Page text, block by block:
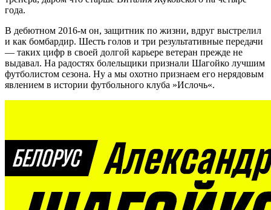
года.
В дебютном 2016-м он, защитник по жизни, вдруг выстрелил
и как бомбардир. Шесть голов и три результативные передачи
— таких цифр в своей долгой карьере ветеран прежде не
выдавал. На радостях болельщики признали Шагойко лучшим
футболистом сезона. Ну а мы охотно признаем его нерядовым
явлением в истории футбольного клуба »Ислочь«.